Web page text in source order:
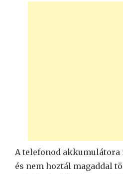
A telefonod
és nem hoztál magaddal